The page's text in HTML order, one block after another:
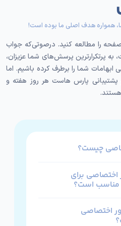
قوی نیاز دارند.
که به‌دنبال تغییر یا
محدودیتی‌اند.
که می‌خواهند به نیاز
ممکن پاسخ دهند.
اطلاعات و ارائه خدمات با
بهره‌مندی از داده‌های
بالا نیاز دارند.
به‌دنبال اجرای روان و بدون
کاربری مطلوبی برای گیمر‌ها
همواره هدف اصلی ما بوده است!
را مطالعه کنید. درصوتی‌که جواب
به پرتکرارترین پرسش‌های شما عزیزان،
ابهامات شما را برطرف کرده باشیم. اما
پشتیبانی پارس هاست هر روز هفته و
چیست؟
برای
است؟
اختصاصی